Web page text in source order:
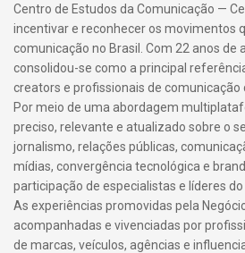
Centro de Estudos da Comunicação —
incentivar e reconhecer os movimentos
comunicação no Brasil. Com 22 anos de
consolidou-se como a principal
creators e profissionais de comunicação
Por meio de uma abordagem
preciso, relevante e atualizado sobre o
jornalismo, relações públicas,
mídias, convergência tecnológica e
participação de especialistas e líderes do
As experiências promovidas pela
acompanhadas e vivenciadas por
de marcas, veículos, agências e